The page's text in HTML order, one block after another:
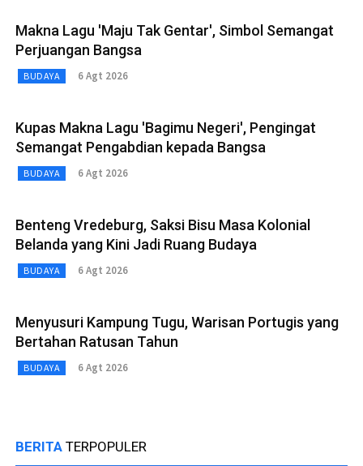
Makna Lagu 'Maju Tak Gentar', Simbol Semangat
Perjuangan Bangsa
BUDAYA 6 Agt 2026
Kupas Makna Lagu 'Bagimu Negeri', Pengingat
Semangat Pengabdian kepada Bangsa
BUDAYA 6 Agt 2026
Benteng Vredeburg, Saksi Bisu Masa Kolonial
Belanda yang Kini Jadi Ruang Budaya
BUDAYA 6 Agt 2026
Menyusuri Kampung Tugu, Warisan Portugis yang
Bertahan Ratusan Tahun
BUDAYA 6 Agt 2026
BERITA TERPOPULER